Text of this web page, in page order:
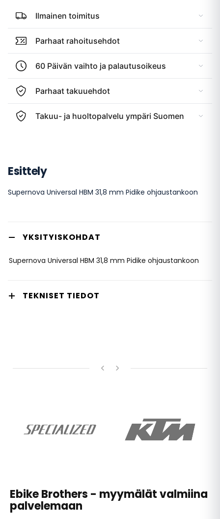
Ilmainen toimitus
Parhaat rahoitusehdot
60 Päivän vaihto ja palautusoikeus
Parhaat takuuehdot
Takuu- ja huoltopalvelu ympäri Suomen
Esittely
Supernova Universal HBM 31,8 mm Pidike ohjaustankoon
YKSITYISKOHDAT
Supernova Universal HBM 31,8 mm Pidike ohjaustankoon
TEKNISET TIEDOT
Ebike Brothers - myymälät valmiina
palvelemaan